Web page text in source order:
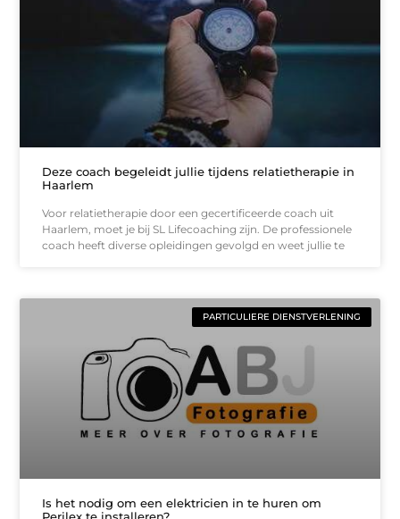
Deze coach begeleidt jullie tijdens relatietherapie in
Haarlem
Voor relatietherapie door een gecertificeerde coach uit
Haarlem, moet je bij SL Lifecoaching zijn. De professionele
coach heeft diverse opleidingen gevolgd en weet jullie te
PARTICULIERE DIENSTVERLENING
Is het nodig om een ​​elektricien in te huren om
Perilex te installeren?